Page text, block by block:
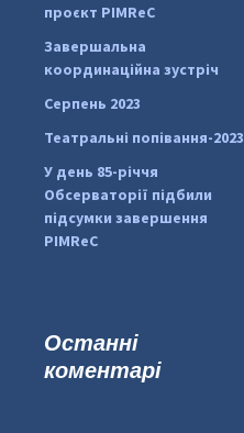
проєкт PIMReC
Завершальна
координаційна зустріч
Серпень 2023
Театральні попівання-2023
У день 85-річчя
Обсерваторії підбили
підсумки завершення
PIMReC
Останні
коментарі